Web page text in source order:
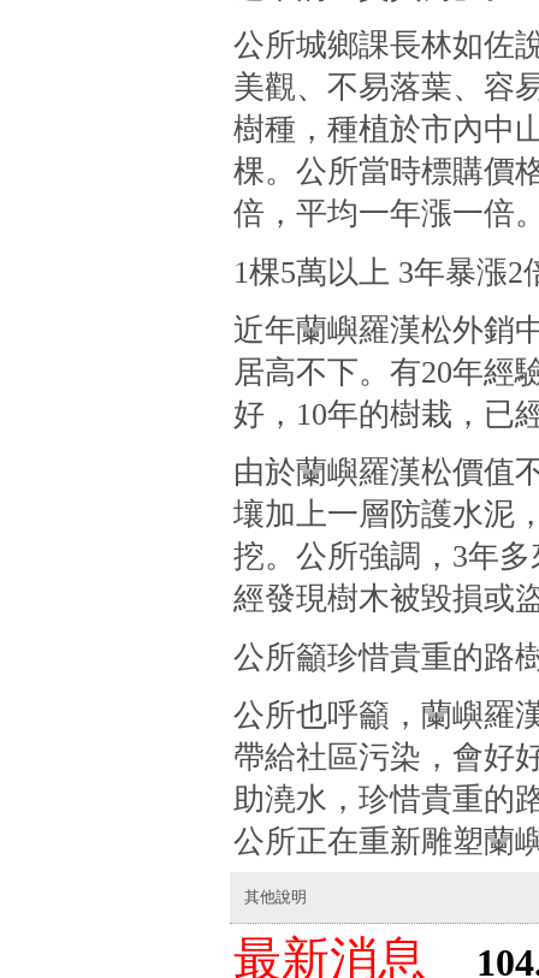
公所城鄉課長林如佐
美觀、不易落葉、容
樹種，種植於市內中
棵。公所當時標購價
倍，平均一年漲一倍
1棵5萬以上 3年暴漲2
近年蘭嶼羅漢松外銷
居高不下。有20年經
好，10年的樹栽，已
由於蘭嶼羅漢松價值
壤加上一層防護水泥
挖。公所強調，3年
經發現樹木被毀損或
公所籲珍惜貴重的路
公所也呼籲，蘭嶼羅
帶給社區污染，會好
助澆水，珍惜貴重的
公所正在重新雕塑蘭
其他說明
最新消息